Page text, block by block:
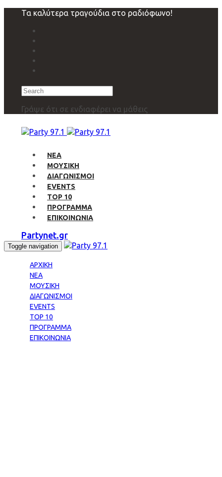
navigation
Τα καλύτερα τραγούδια στο ραδιόφωνο!
Search
Γράψε ότι σε ενδιαφέρει να μάθεις
ΝΕΑ
ΜΟΥΣΙΚΗ
ΔΙΑΓΩΝΙΣΜΟΙ
EVENTS
TOP 10
ΠΡΟΓΡΑΜΜΑ
ΕΠΙΚΟΙΝΩΝΙΑ
Partynet.gr
Toggle navigation
ΑΡΧΙΚΗ
ΝΕΑ
ΜΟΥΣΙΚΗ
ΔΙΑΓΩΝΙΣΜΟΙ
EVENTS
TOP 10
ΠΡΟΓΡΑΜΜΑ
ΕΠΙΚΟΙΝΩΝΙΑ